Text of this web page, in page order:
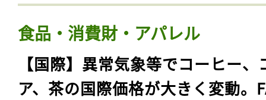
食品・消費財・アパレル
【国際】異常気象等でコーヒー、
ア、茶の国際価格が大きく変動。